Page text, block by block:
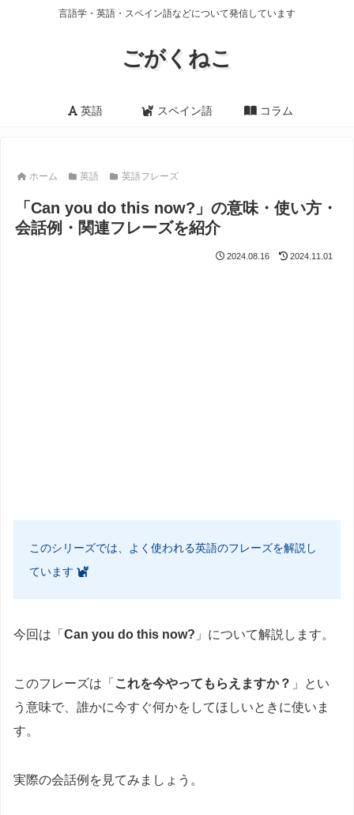
言語学・英語・スペイン語などについて発信しています
ごがくねこ
英語 スペイン語 コラム
ホーム 英語 英語フレーズ
「Can you do this now?」の意味・使い方・
会話例・関連フレーズを紹介
2024.08.16 2024.11.01
このシリーズでは、よく使われる英語のフレーズを解説し
ています
今回は「 Can you do this now? 」について解説します。
このフレーズは「 これを今やってもらえますか？ 」とい
う意味で、誰かに今すぐ何かをしてほしいときに使いま
す。
実際の会話例を見てみましょう。